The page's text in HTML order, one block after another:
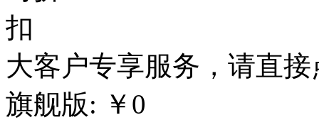
大客户专享服务，请直接
旗舰版: ￥ 0